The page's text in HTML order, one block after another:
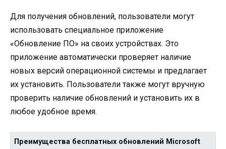
Для получения обновлений, пользователи могут
использовать специальное приложение
«Обновление ПО» на своих устройствах. Это
приложение автоматически проверяет наличие
новых версий операционной системы и предлагает
их установить. Пользователи также могут вручную
проверить наличие обновлений и установить их в
любое удобное время.
Преимущества бесплатных обновлений Microsoft